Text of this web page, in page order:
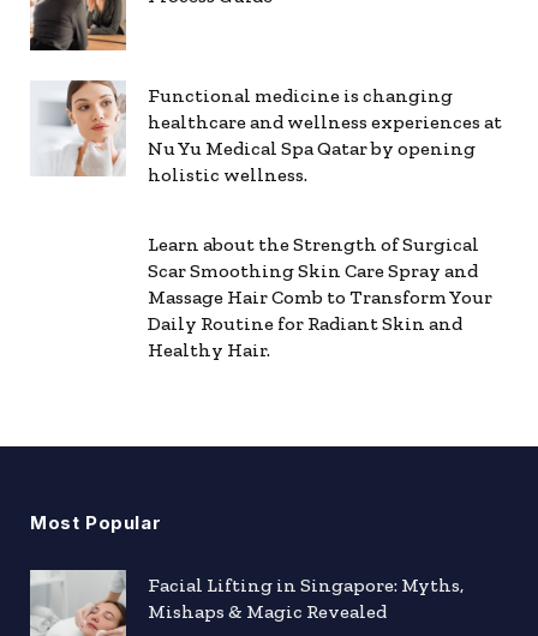
Functional medicine is changing
healthcare and wellness experiences at
Nu Yu Medical Spa Qatar by opening
holistic wellness.
Learn about the Strength of Surgical
Scar Smoothing Skin Care Spray and
Massage Hair Comb to Transform Your
Daily Routine for Radiant Skin and
Healthy Hair.
Most Popular
Facial Lifting in Singapore: Myths,
Mishaps & Magic Revealed